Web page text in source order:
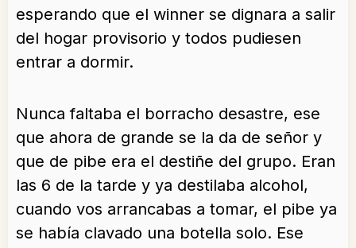
esperando que el winner se dignara a salir
del hogar provisorio y todos pudiesen
entrar a dormir.
Nunca faltaba el borracho desastre, ese
que ahora de grande se la da de señor y
que de pibe era el destiñe del grupo. Eran
las 6 de la tarde y ya destilaba alcohol,
cuando vos arrancabas a tomar, el pibe ya
se había clavado una botella solo. Ese